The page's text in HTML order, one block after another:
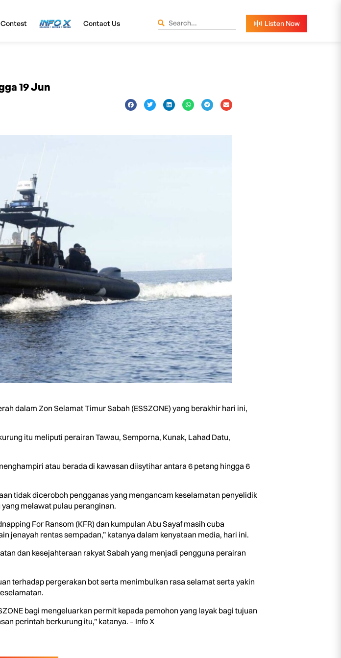
Contest InfoX Contact Us
19 Jun
dalam Zon Selamat Timur Sabah (ESSZONE) yang berakhir hari ini,
itu meliputi perairan Tawau, Semporna, Kunak, Lahad Datu,
atau berada di kawasan diisytihar antara 6 petang hingga 6
tidak diceroboh pengganas yang mengancam keselamatan penyelidik
melawat pulau peranginan.
For Ransom (KFR) dan kumpulan Abu Sayaf masih cuba
jenayah rentas sempadan,” katanya dalam kenyataan media, hari ini.
dan kesejahteraan rakyat Sabah yang menjadi pengguna perairan
terhadap pergerakan bot serta menimbulkan rasa selamat serta yakin
bagi mengeluarkan permit kepada pemohon yang layak bagi tujuan
perintah berkurung itu,” katanya. – Info X